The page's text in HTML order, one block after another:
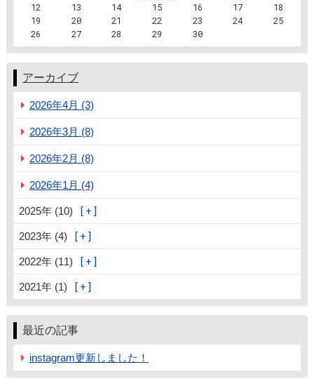
12
13 14 15 16 17
18
19
20 21 22 23 24
25
26
27 28 29 30
アーカイブ
2026年4月 (3)
2026年3月 (8)
2026年2月 (8)
2026年1月 (4)
2025年 (10)
2023年 (4)
2022年 (11)
2021年 (1)
最近の記事
instagram更新しました！